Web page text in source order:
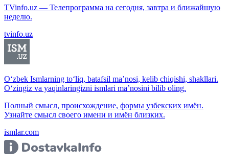
TVinfo.uz — Телепрограмма на сегодня, завтра и ближайшую
неделю.
tvinfo.uz
O‘zbek Ismlarning to‘liq, batafsil ma’nosi, kelib chiqishi, shakllari.
O‘zingiz va yaqinlaringizni ismlari ma’nosini bilib oling.
Полный смысл, происхождение, формы узбекских имён.
Узнайте смысл своего имени и имён близких.
ismlar.com